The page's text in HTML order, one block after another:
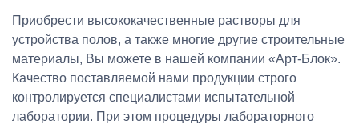
Приобрести высококачественные растворы для
устройства полов, а также многие другие строительные
материалы, Вы можете в нашей компании «Арт-Блок».
Качество поставляемой нами продукции строго
контролируется специалистами испытательной
лаборатории. При этом процедуры лабораторного